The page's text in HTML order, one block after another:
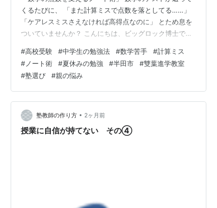
くるたびに、 「また計算ミスで点数を落としてる……」
「ケアレスミスさえなければ高得点なのに」 とため息を
ついていませんか？ こんにちは、ビッグロック博士で
間にわたり世界中の日本人受験生を指導してきました。
長年、数学の思考法を研究してきた立場から断言しま
す。 計算ミスは、決して「本人の不注意」という言葉で
片付けてはいけません。 実は、計算ミスが頻発する子ど
もたちには、数学の「勉強法」と「ノートの書き方」に
明確な構造的欠陥があります。 こ…
#高校受験 #中学生の勉強法 #数学苦手 #計算ミス
# ノート術 #夏休みの勉強 #半田市 #雙葉進学教室
#塾選び #親の悩み
塾教師の作り方 • 2ヶ月前
授業に自信が持てない その④